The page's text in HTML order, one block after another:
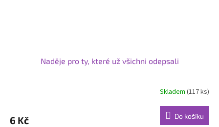
Naděje pro ty, které už všichni odepsali
je
Skladem(117 ks)
6 Kč Do košíku